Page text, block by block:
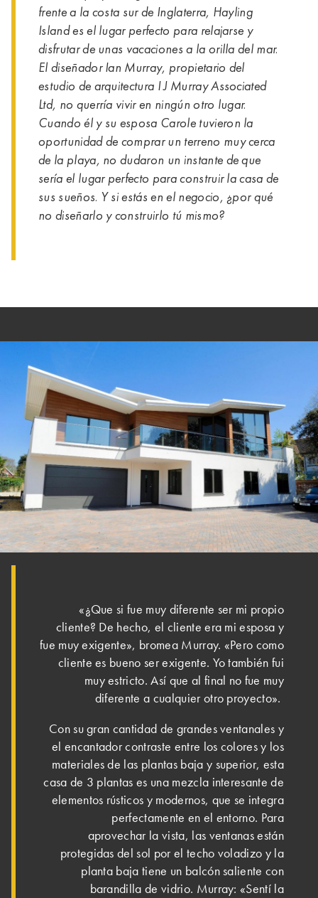
frente a la costa sur de Inglaterra, Hayling
Island es el lugar perfecto para relajarse y
disfrutar de unas vacaciones a la orilla del mar.
El diseñador Ian Murray, propietario del
estudio de arquitectura I J Murray Associated
Ltd, no querría vivir en ningún otro lugar.
Cuando él y su esposa Carole tuvieron la
oportunidad de comprar un terreno muy cerca
de la playa, no dudaron un instante de que
sería el lugar perfecto para construir la casa de
sus sueños. Y si estás en el negocio, ¿por qué
no diseñarlo y construirlo tú mismo?
«¿Que si fue muy diferente ser mi propio
cliente? De hecho, el cliente era mi esposa y
fue muy exigente», bromea Murray. «Pero como
cliente es bueno ser exigente. Yo también fui
muy estricto. Así que al final no fue muy
diferente a cualquier otro proyecto».
Con su gran cantidad de grandes ventanales y
el encantador contraste entre los colores y los
materiales de las plantas baja y superior, esta
casa de 3 plantas es una mezcla interesante de
elementos rústicos y modernos, que se integra
perfectamente en el entorno. Para
aprovechar la vista, las ventanas están
protegidas del sol por el techo voladizo y la
planta baja tiene un balcón saliente con
barandilla de vidrio. Murray: «Sentí la